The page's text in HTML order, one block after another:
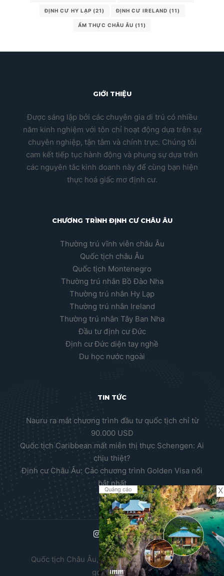
ĐỊNH CƯ HY LẠP (21) ĐỊNH CƯ IRELAND (11)
ẨM THỰC CHÂU ÂU (11)
GIỚI THIỆU
Được sáng lập bởi các chuyên gia di trú có nhiều
năm kinh nghiệm với tôn chỉ hoạt động dựa trên sự
chuyên nghiệp, tận tâm và chính trực. Chúng tôi
cam kết tiếp tục hành động và phụng sự dựa trên
các nguyên tắc kinh doanh này để cùng bạn hiện
thực hoá giấc mơ định cư.
CHƯƠNG TRÌNH ĐỊNH CƯ CHÂU ÂU
Thường trú vĩnh viễn châu Âu
Quốc tịch châu Âu
Quốc tịch Montenegro
Thường trú nhân Bồ Đào Nha
Thường trú nhân Hy Lạp
Thường trú nhân Ireland
Thường trú nhân Tây Ban Nha
Đầu tư định cư Đức
Định cư Đức diện tay nghề
Du học nước ngoài
TIN TỨC
Nauru ra mắt chương trình đầu tư quốc tịch chỉ từ
90.000 USD
Quốc tịch Caribbean mất miễn thị thực Schengen: Ai
chịu thiệt?
Định cư Châu Âu: Các chương trình Golden Visa nổi
bật nhất
Quốc tịch Châu Âu, Thường trú nhân Châu Âu,
golden visa
Quảng cáo X